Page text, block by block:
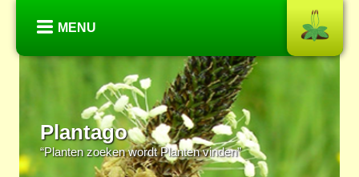
MENU
Plantago
“Planten zoeken wordt Planten vinden”